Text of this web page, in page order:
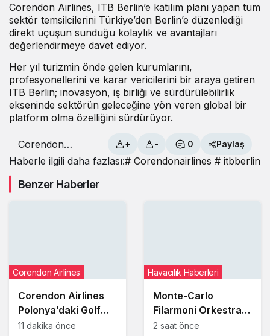
Corendon Airlines, ITB Berlin’e katılım planı yapan tüm
sektör temsilcilerini Türkiye’den Berlin’e düzenlediği
direkt uçuşun sunduğu kolaylık ve avantajları
değerlendirmeye davet ediyor.
Her yıl turizmin önde gelen kurumlarını,
profesyonellerini ve karar vericilerini bir araya getiren
ITB Berlin; inovasyon, iş birliği ve sürdürülebilirlik
ekseninde sektörün geleceğine yön veren global bir
platform olma özelliğini sürdürüyor.
Corendon
Airlines’tan ITB
Berlin 2026’ya
özel Antalya–
Berlin uçuşu
+ - 0 Paylaş
Haberle ilgili daha fazlası:# Corendonairlines # itbberlin
Benzer Haberler
Corendon Airlines
Polonya’daki Golf
Trips Turnuvası’na
Corendon Airlines
11 dakika önce
Monte-Carlo
Filarmoni Orkestrası
yolculara uçakta
Havacılık Haberleri
2 saat önce